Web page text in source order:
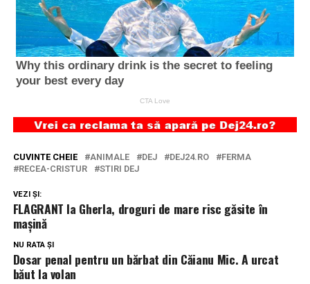
CUVINTE CHEIE ANIMALE DEJ DEJ24.RO
FERMA
RECEA-CRISTUR
STIRI DEJ
VEZI ȘI:
FLAGRANT la Gherla, droguri de mare risc găsite în
mașină
NU RATA ȘI
Dosar penal pentru un bărbat din Căianu Mic. A urcat
băut la volan